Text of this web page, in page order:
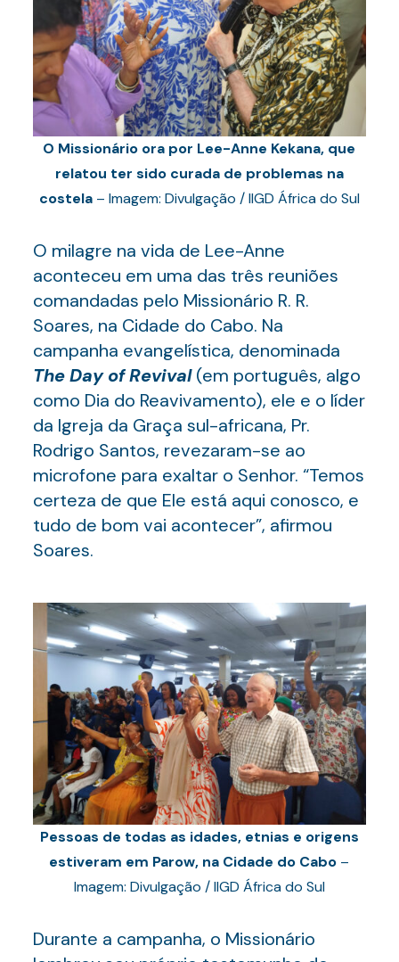
O Missionário ora por Lee-Anne Kekana, que
relatou ter sido curada de problemas na
costela– Imagem: Divulgação / IIGD África do Sul
O milagre na vida de Lee-Anne
aconteceu em uma das três reuniões
comandadas pelo Missionário R. R.
Soares, na Cidade do Cabo. Na
campanha evangelística, denominada
The Day of Revival(em português, algo
como Dia do Reavivamento), ele e o líder
da Igreja da Graça sul-africana, Pr.
Rodrigo Santos, revezaram-se ao
microfone para exaltar o Senhor. “Temos
certeza de que Ele está aqui conosco, e
tudo de bom vai acontecer”, afirmou
Soares.
Pessoas de todas as idades, etnias e origens
estiveram em Parow, na Cidade do Cabo –
Imagem: Divulgação / IIGD África do Sul
Durante a campanha, o Missionário